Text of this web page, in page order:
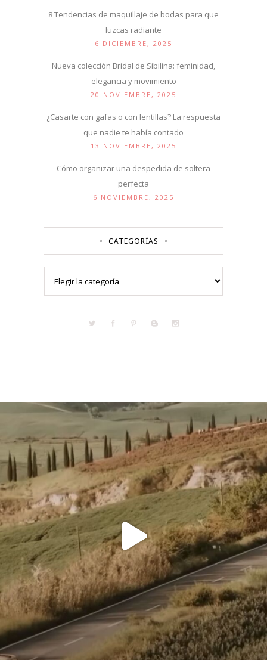
8 Tendencias de maquillaje de bodas para que
luzcas radiante
6 DICIEMBRE, 2025
Nueva colección Bridal de Sibilina: feminidad,
elegancia y movimiento
20 NOVIEMBRE, 2025
¿Casarte con gafas o con lentillas? La respuesta
que nadie te había contado
13 NOVIEMBRE, 2025
Cómo organizar una despedida de soltera
perfecta
6 NOVIEMBRE, 2025
CATEGORÍAS